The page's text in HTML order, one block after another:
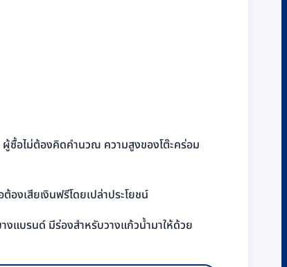
ผู้ซื้อไม่ต้องคิดคำนวณ ความสูงของโต๊ะคร่อม
องเสียเงินฟรีโดยเปล่าประโยชน์
งแบรนด์ มีร่องสำหรับวางแก้วน้ำมาให้ด้วย